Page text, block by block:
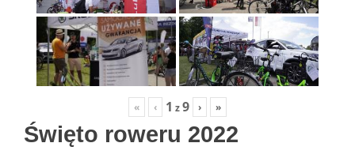
« ‹ 1 z9 › »
Święto roweru 2022